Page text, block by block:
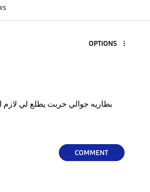
OPTIONS
بطاريه جوالي خربت يطلع لي لازم
COMMENT